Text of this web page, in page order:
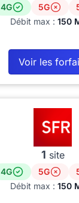
4G 5G
Débit max : 150
Voir les
1 site
4G 5G
Débit max : 150